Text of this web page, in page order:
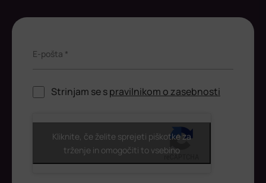
E-pošta *
Strinjam se spravilnikom o zasebnosti
ReCaptcha
Kliknite, če želite sprejeti piškotke za
trženje in omogočiti to vsebino